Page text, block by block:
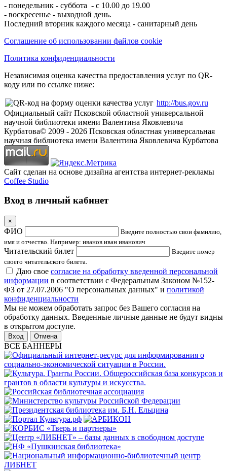
- понедельник - суббота - с 10.00 до 19.00
- воскресенье - выходной день.
Последний вторник каждого месяца - санитарный день
Соглашение об использовании файлов cookie
Политика конфиденциальности
Независимая оценка качества предоставления услуг по QR-
коду или по ссылке ниже:
http://bus.gov.ru
Официальный сайт Псковской областной универсальной
научной библиотеки имени Валентина Яковлевича
Курбатова© 2009 - 2026 Псковская областная универсальная
научная библиотека имени Валентина Яковлевича Курбатова
Сайт сделан на основе дизайна агентства интернет-рекламы
Coffee Studio
Вход в личный кабинет
×
ФИО
Введите полностью свои фамилию,
имя и отчество. Например: иванов иван иванович
Читательский билет
Введите номер
своего читательского билета.
Даю свое согласие на обработку введенной персональной
информации в соответствии с Федеральным Законом №152-
ФЗ от 27.07.2006 "О персональных данных" и политикой
конфиденциальности
Мы не можем обработать запрос без Вашего согласия на
обработку данных. Введенные личные данные не будут видны
в открытом доступе.
Отмена
ВСЕ БАННЕРЫ